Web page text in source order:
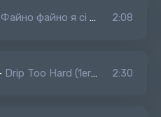
Файно файно я сі вбрала 2:08
Drip Too Hard (1er Gaou Remix) 2:30